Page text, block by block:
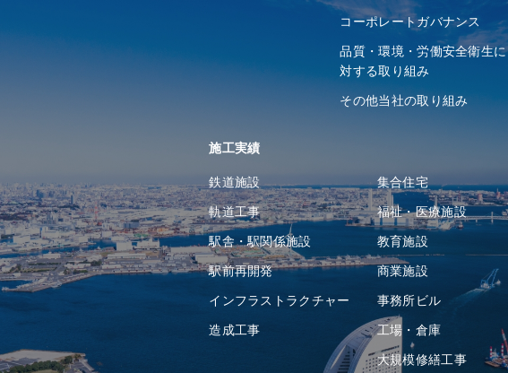
コーポレートガバナンス
品質・環境・労働安全衛⽣に
対する取り組み
その他当社の取り組み
施工実績
鉄道施設
軌道⼯事
駅舎・駅関係施設
駅前再開発
インフラストラクチャー
造成⼯事
集合住宅
福祉・医療施設
教育施設
商業施設
事務所ビル
⼯場・倉庫
⼤規模修繕工事